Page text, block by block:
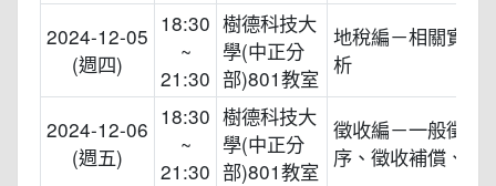
2024-12-05
(週四)
18:30
~
21:30
樹德科技大
學(中正分
部)801教室
地稅編－相關實務
析
2024-12-06
(週五)
18:30
~
21:30
樹德科技大
學(中正分
部)801教室
徵收編－一般徵收
序、徵收補償、收